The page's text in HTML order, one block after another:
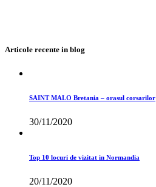
Articole recente in blog
SAINT MALO Bretania – orasul corsarilor
30/11/2020
Top 10 locuri de vizitat in Normandia
20/11/2020